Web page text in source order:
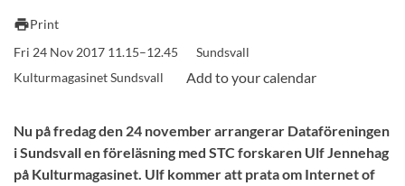
printPrint
Fri 24 Nov 2017 11.15–12.45
Sundsvall
Kulturmagasinet Sundsvall
Nu på fredag den 24 november arrangerar Dataföreningen
i Sundsvall en föreläsning med STC forskaren Ulf Jennehag
på Kulturmagasinet. Ulf kommer att prata om Internet of